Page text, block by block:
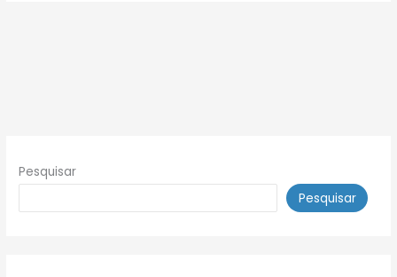
Pesquisar
Pesquisar